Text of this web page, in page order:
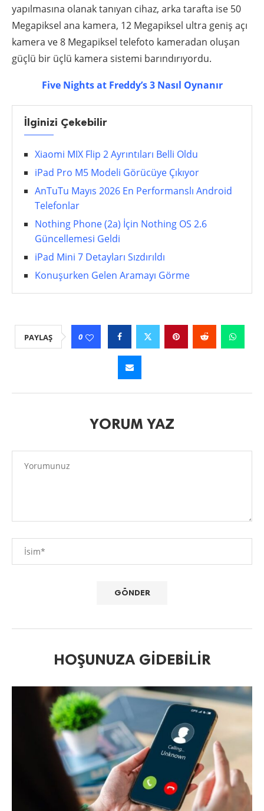
yapılmasına olanak tanıyan cihaz, arka tarafta ise 50
Megapiksel ana kamera, 12 Megapiksel ultra geniş açı
kamera ve 8 Megapiksel telefoto kameradan oluşan
güçlü bir üçlü kamera sistemi barındırıyordu.
Five Nights at Freddy’s 3 Nasıl Oynanır
İlginizi Çekebilir
Xiaomi MIX Flip 2 Ayrıntıları Belli Oldu
iPad Pro M5 Modeli Görücüye Çıkıyor
AnTuTu Mayıs 2026 En Performanslı Android
Telefonlar
Nothing Phone (2a) İçin Nothing OS 2.6
Güncellemesi Geldi
iPad Mini 7 Detayları Sızdırıldı
Konuşurken Gelen Aramayı Görme
PAYLAŞ 0
YORUM YAZ
HOŞUNUZA GIDEBILIR